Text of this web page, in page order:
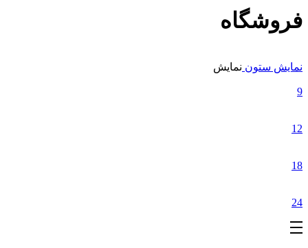
فروشگاه
نمایش ستون نمایش
9
12
18
24